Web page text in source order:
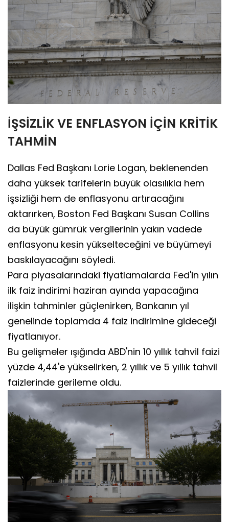
İŞSİZLİK VE ENFLASYON İÇİN KRİTİK
TAHMİN
Dallas Fed Başkanı Lorie Logan, beklenenden
daha yüksek tarifelerin büyük olasılıkla hem
işsizliği hem de enflasyonu artıracağını
aktarırken, Boston Fed Başkanı Susan Collins
da büyük gümrük vergilerinin yakın vadede
enflasyonu kesin yükselteceğini ve büyümeyi
baskılayacağını söyledi.
Para piyasalarındaki fiyatlamalarda Fed'in yılın
ilk faiz indirimi haziran ayında yapacağına
ilişkin tahminler güçlenirken, Bankanın yıl
genelinde toplamda 4 faiz indirimine gideceği
fiyatlanıyor.
Bu gelişmeler ışığında ABD'nin 10 yıllık tahvil faizi
yüzde 4,44'e yükselirken, 2 yıllık ve 5 yıllık tahvil
faizlerinde gerileme oldu.